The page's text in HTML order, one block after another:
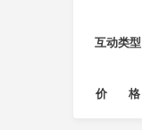
互动类型
价 格